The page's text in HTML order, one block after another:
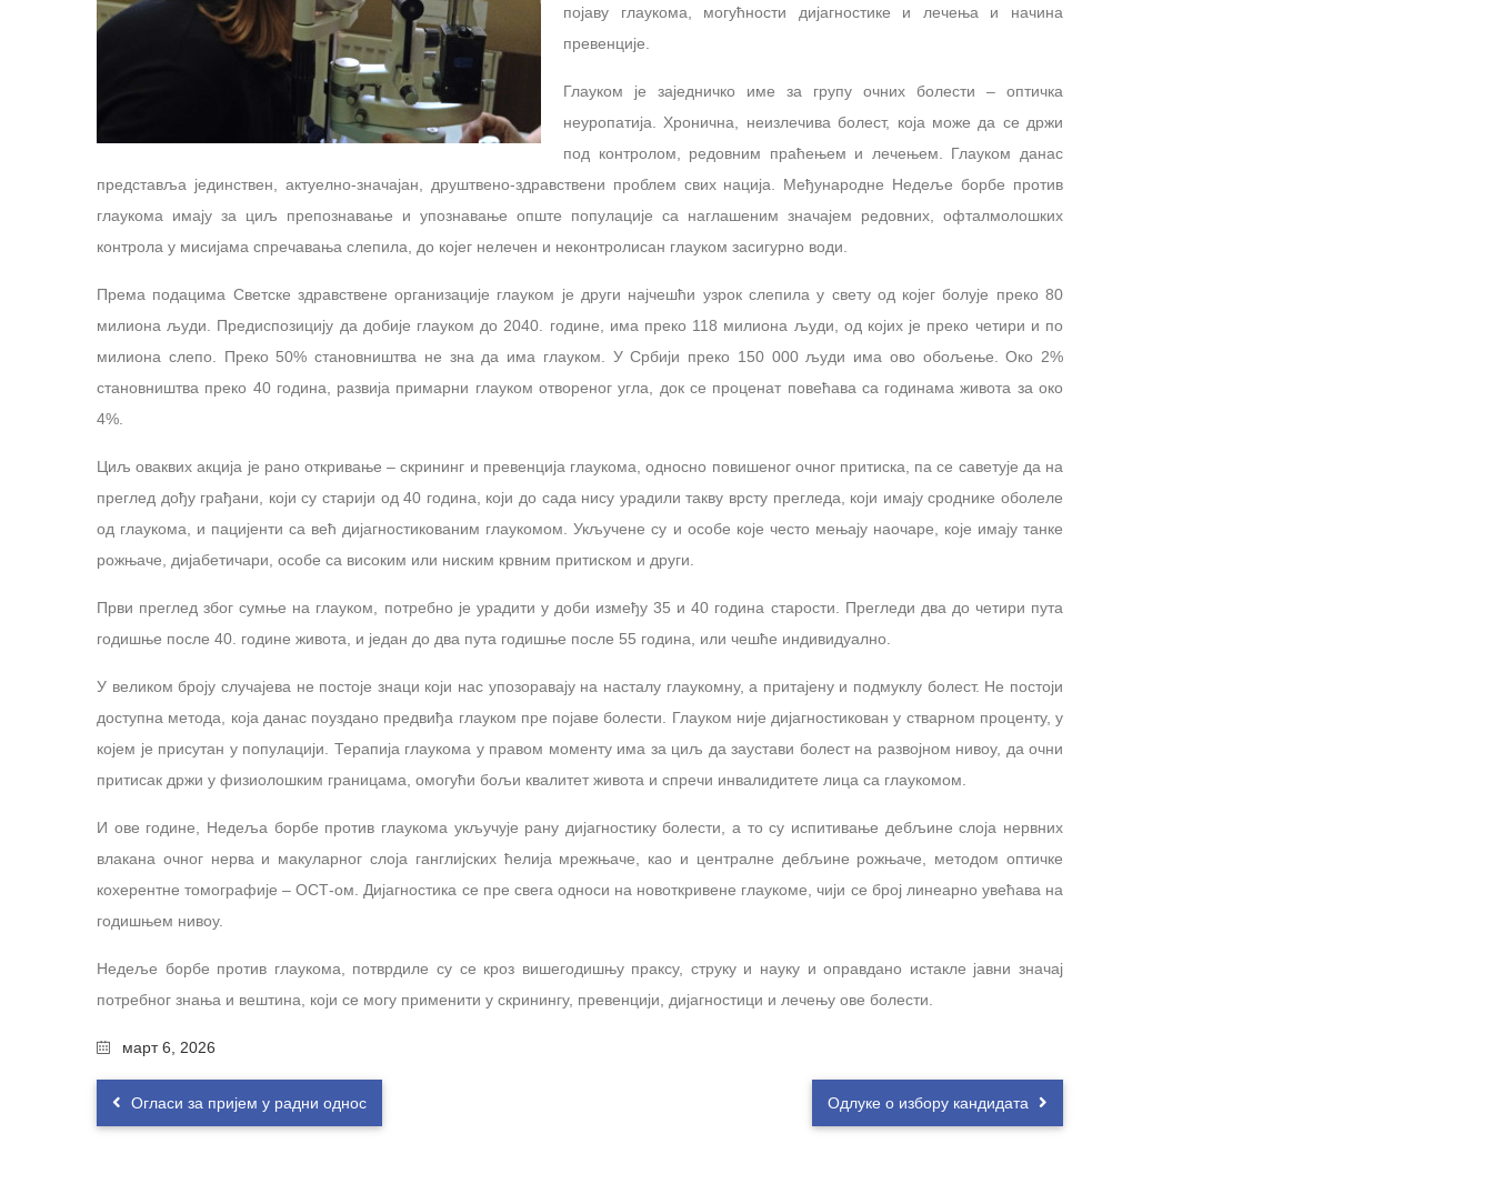
појаву глаукома, могућности дијагностике и лечења и начина
превенције.
Глауком је заједничко име за групу очних болести – оптичка
неуропатија. Хронична, неизлечива болест, која може да се држи
под контролом, редовним праћењем и лечењем. Глауком данас
представља јединствен, актуелно-значајан, друштвено-здравствени проблем свих нација. Међународне Недеље борбе против
глаукома имају за циљ препознавање и упознавање опште популације са наглашеним значајем редовних, офталмолошких
контрола у мисијама спречавања слепила, до којег нелечен и неконтролисан глауком засигурно води.
Према подацима Светске здравствене организације глауком је други најчешћи узрок слепила у свету од којег болује преко 80
милиона људи. Предиспозицију да добије глауком до 2040. године, има преко 118 милиона људи, од којих је преко четири и по
милиона слепо. Преко 50% становништва не зна да има глауком. У Србији преко 150 000 људи има ово обољење. Око 2%
становништва преко 40 година, развија примарни глауком отвореног угла, док се проценат повећава са годинама живота за око
4%.
Циљ оваквих акција је рано откривање – скрининг и превенција глаукома, односно повишеног очног притиска, па се саветује да на
преглед дођу грађани, који су старији од 40 година, који до сада нису урадили такву врсту прегледа, који имају сроднике оболеле
од глаукома, и пацијенти са већ дијагностикованим глаукомом. Укључене су и особе које често мењају наочаре, које имају танке
рожњаче, дијабетичари, особе са високим или ниским крвним притиском и други.
Први преглед због сумње на глауком, потребно је урадити у доби између 35 и 40 година старости. Прегледи два до четири пута
годишње после 40. године живота, и један до два пута годишње после 55 година, или чешће индивидуално.
У великом броју случајева не постоје знаци који нас упозоравају на насталу глаукомну, а притајену и подмуклу болест. Не постоји
доступна метода, која данас поуздано предвиђа глауком пре појаве болести. Глауком није дијагностикован у стварном проценту, у
којем је присутан у популацији. Терапија глаукома у правом моменту има за циљ да заустави болест на развојном нивоу, да очни
притисак држи у физиолошким границама, омогући бољи квалитет живота и спречи инвалидитете лица са глаукомом.
И ове године, Недеља борбе против глаукома укључује рану дијагностику болести, а то су испитивање дебљине слоја нервних
влакана очног нерва и макуларног слоја ганглијских ћелија мрежњаче, као и централне дебљине рожњаче, методом оптичке
кохерентне томографије – ОСТ-ом. Дијагностика се пре свега односи на новоткривене глаукоме, чији се број линеарно увећава на
годишњем нивоу.
Недеље борбе против глаукома, потврдиле су се кроз вишегодишњу праксу, струку и науку и оправдано истакле јавни значај
потребног знања и вештина, који се могу применити у скринингу, превенцији, дијагностици и лечењу ове болести.
март 6, 2026
Огласи за пријем у радни однос Одлуке о избору кандидата